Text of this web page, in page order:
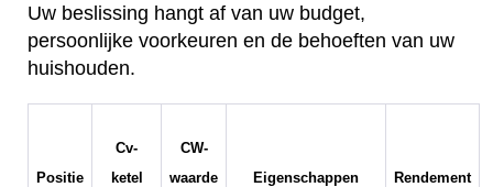
Uw beslissing hangt af van uw budget,
persoonlijke voorkeuren en de behoeften van uw
huishouden.
Positie
Cv-
ketel
CW-
waarde
Eigenschappen Rendement